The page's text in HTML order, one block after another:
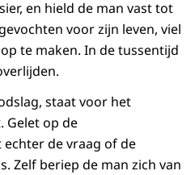
en hield de man vast tot
voor zijn leven, viel
te maken. In de tussentijd
staat voor het
Gelet op de
de vraag of de
Zelf beriep de man zich van